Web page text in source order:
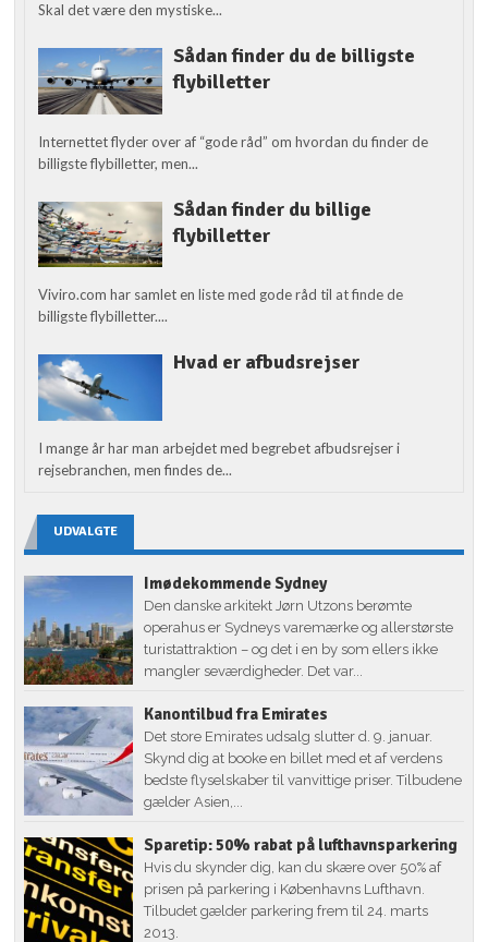
Skal det være den mystiske...
Sådan finder du de billigste
flybilletter
Internettet flyder over af “gode råd” om hvordan du finder de
billigste flybilletter, men...
Sådan finder du billige
flybilletter
Viviro.com har samlet en liste med gode råd til at finde de
billigste flybilletter....
Hvad er afbudsrejser
I mange år har man arbejdet med begrebet afbudsrejser i
rejsebranchen, men findes de...
UDVALGTE
Imødekommende Sydney
Den danske arkitekt Jørn Utzons berømte
operahus er Sydneys varemærke og allerstørste
turistattraktion – og det i en by som ellers ikke
mangler seværdigheder. Det var...
Kanontilbud fra Emirates
Det store Emirates udsalg slutter d. 9. januar.
Skynd dig at booke en billet med et af verdens
bedste flyselskaber til vanvittige priser. Tilbudene
gælder Asien,...
Sparetip: 50% rabat på lufthavnsparkering
Hvis du skynder dig, kan du skære over 50% af
prisen på parkering i Københavns Lufthavn.
Tilbudet gælder parkering frem til 24. marts
2013.